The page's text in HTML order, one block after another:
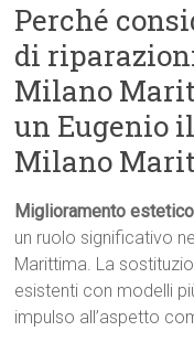
Perché
di
Milano
un Eugenio
Milano
Miglioramento estetico
un ruolo significativo
Marittima. La
esistenti con modelli
impulso all’aspetto